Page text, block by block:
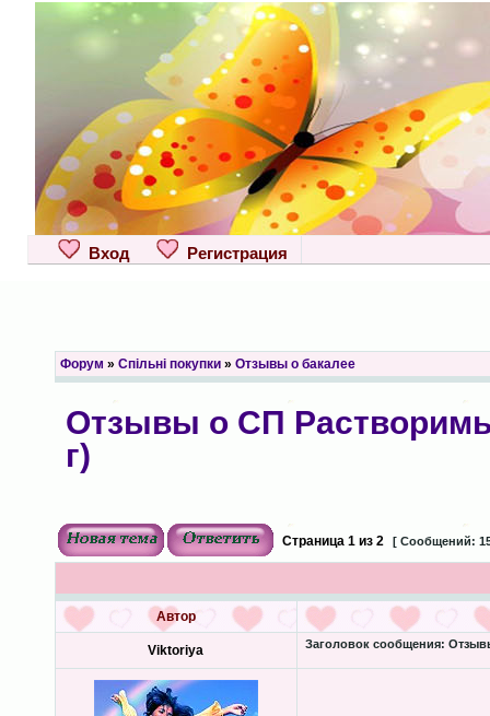
Вход Регистрация
Форум » Спільні покупки» Отзывы о бакалее
Отзывы о СП
г)
Страница 1из 2 [ Сообщений:
Автор
Viktoriya Заголовок сообщения: